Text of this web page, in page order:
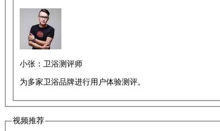
小张： 卫浴测评师
为多家卫浴品牌进行用户体验测评。
视频推荐